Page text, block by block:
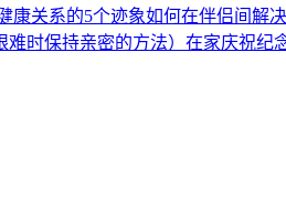
康关系的5个迹象如何在伴侣间解
时保持亲密的方法） 在家庆祝纪